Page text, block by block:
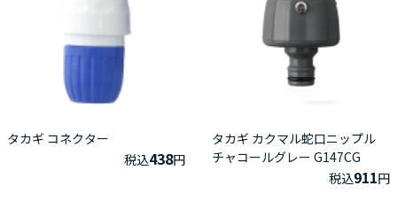
タカギ コネクター
税込438円
タカギ カクマル蛇口ニップル
チャコールグレー G147CG
税込911円